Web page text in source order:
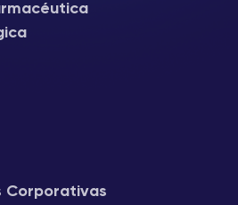
Corporativas